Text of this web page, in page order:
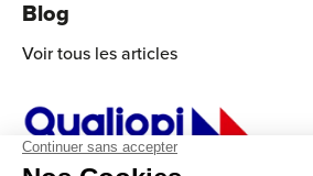
Blog
Voir tous les articles